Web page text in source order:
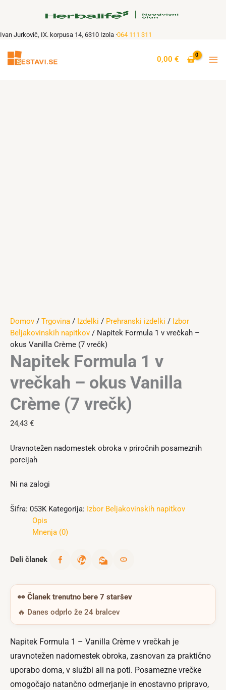
Ivan Jurkovič, IX. korpusa 14, 6310 Izola ·064 111 311
0,00€
Domov / Trgovina / Izdelki / Prehranski izdelki / Izbor
Beljakovinskih napitkov / Napitek Formula 1 v vrečkah –
okus Vanilla Crème (7 vrečk)
Napitek Formula 1 v
vrečkah – okus Vanilla
Crème (7 vrečk)
24,43 €
Uravnotežen nadomestek obroka v priročnih posameznih
porcijah
Ni na zalogi
Šifra: 053K Kategorija: Izbor Beljakovinskih napitkov
Opis
Mnenja (0)
Deli članek
👀 Članek trenutno bere 7 staršev
🔥 Danes odprlo že 24 bralcev
Napitek Formula 1 – Vanilla Crème v vrečkah je
uravnotežen nadomestek obroka, zasnovan za praktično
uporabo doma, v službi ali na poti. Posamezne vrečke
omogočajo natančno odmerjanje in enostavno pripravo,